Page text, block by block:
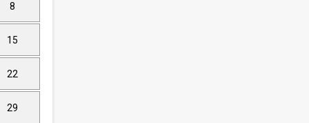
8
15
22
29